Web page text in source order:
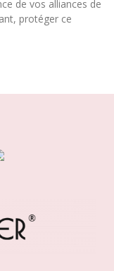
de vos alliances de
protéger ce